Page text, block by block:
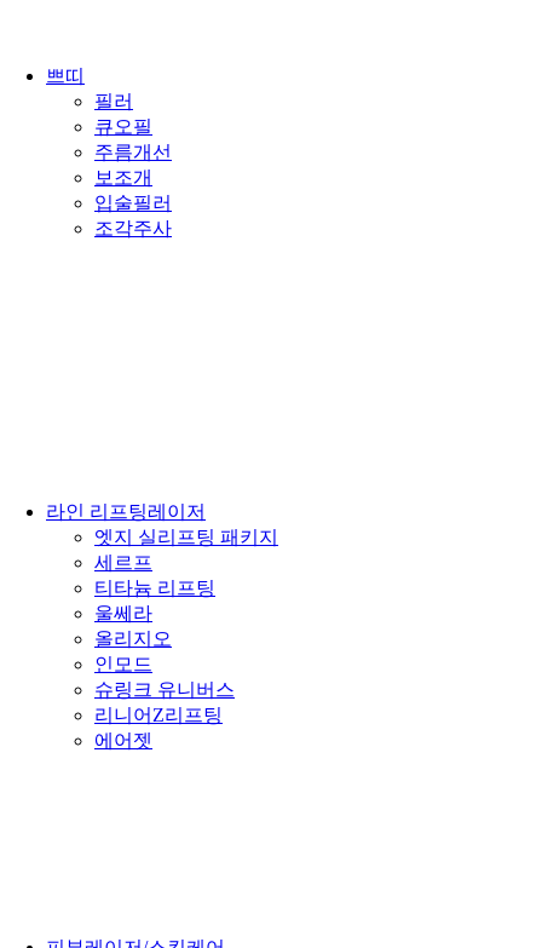
쁘띠
필러
큐오필
주름개선
보조개
입술필러
조각주사
라인 리프팅레이저
엣지 실리프팅 패키지
세르프
티타늄 리프팅
울쎄라
올리지오
인모드
슈링크 유니버스
리니어Z리프팅
에어젯